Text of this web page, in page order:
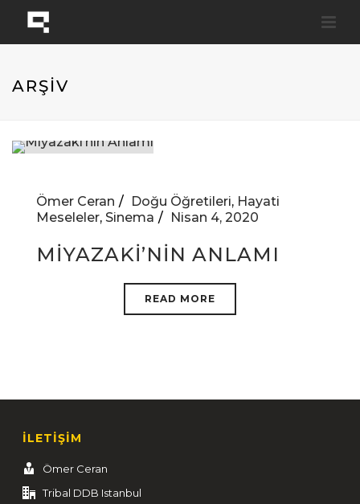
ARŞİV
Ömer Ceran Doğu Öğretileri, Hayati
Meseleler, Sinema Nisan 4, 2020
MIYAZAKI’NIN ANLAMI
READ MORE
İLETİŞİM
Ömer Ceran
Tribal DDB Istanbul